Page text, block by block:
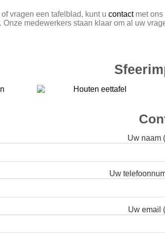
vragen een tafelblad, kunt u contactmet ons
medewerkers staan klaar om al uw
Uw naam
Uw
Uw email